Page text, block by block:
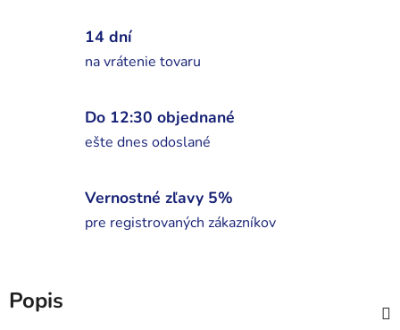
14 dní
na vrátenie tovaru
Do 12:30 objednané
ešte dnes odoslané
Vernostné zľavy 5%
pre registrovaných zákazníkov
Popis